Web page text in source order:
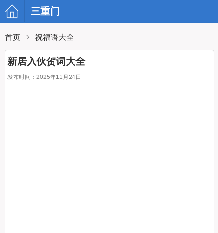
三重门
首页 祝福语大全
新居入伙贺词大全
发布时间：2025年11月24日